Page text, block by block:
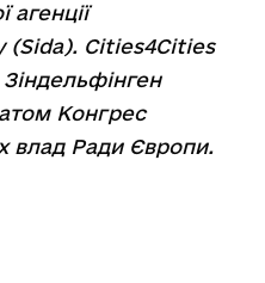
(Sida). Сities4Cities
Конгрес
влад Ради Європи.